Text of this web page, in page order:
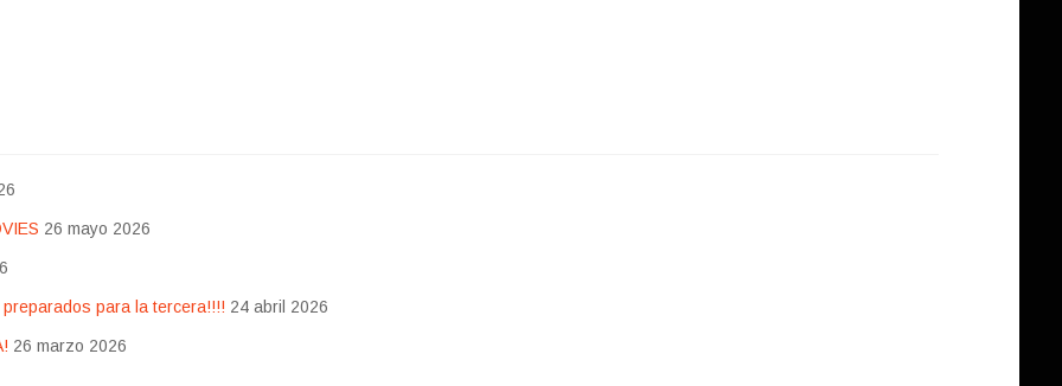
26 mayo 2026
para la tercera!!!! 24 abril 2026
26 marzo 2026